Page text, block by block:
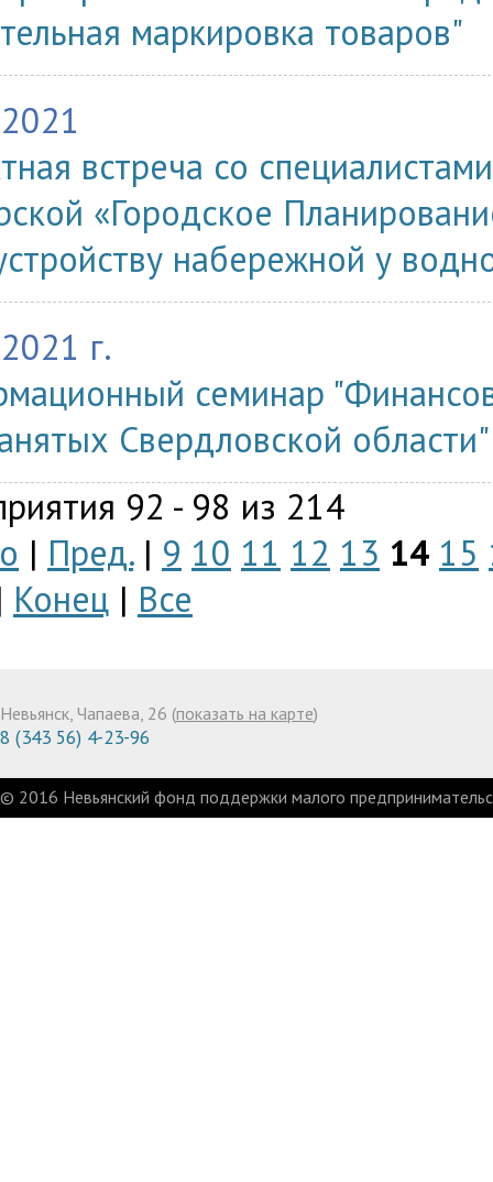
маркировка товаров"
встреча со
«Городское
набережной у
г.
семинар
Свердловской области"
92 - 98 из 214
| Пред.| 9 10 11 12 13 14 15
Конец | Все
Невьянск, Чапаева, 26 (показать на карте)
8 (343 56) 4-23-96
© 2016 Невьянский фонд поддержки малого